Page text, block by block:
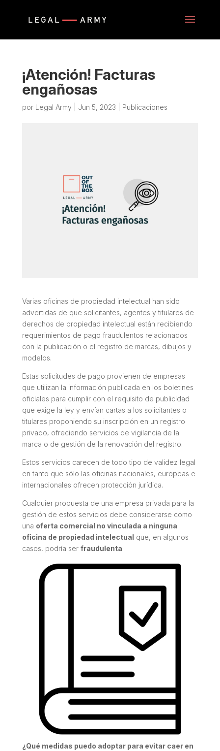
¡Atención! Facturas
engañosas
por Legal Army Jun 5, 2023 Publicaciones
Varias oficinas de propiedad intelectual han sido
advertidas de que solicitantes, agentes y titulares de
derechos de propiedad intelectual están recibiendo
requerimientos de pago fraudulentos relacionados
con la publicación o el registro de marcas, dibujos y
modelos.
Estas solicitudes de pago provienen de empresas
que utilizan la información publicada en los boletines
oficiales para cumplir con el requisito de publicidad
que exige la ley y envían cartas a los solicitantes o
titulares proponiendo su inscripción en un registro
privado, ofreciendo servicios de vigilancia de la
marca o de gestión de la renovación del registro.
Estos servicios carecen de todo tipo de validez legal
en tanto que sólo las oficinas nacionales, europeas e
internacionales ofrecen protección jurídica.
Cualquier propuesta de una empresa privada para la
gestión de estos servicios debe considerarse como
una oferta comercial no vinculada a ninguna
oficina de propiedad intelectual que, en algunos
casos, podría ser fraudulenta.
¿Qué medidas puedo adoptar para evitar caer en